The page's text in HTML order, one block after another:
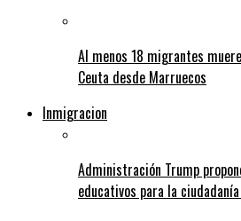
Al menos 18 migrantes
Ceuta desde Marruecos
Inmigracion
Administración Trump
educativos para la ciudadanía